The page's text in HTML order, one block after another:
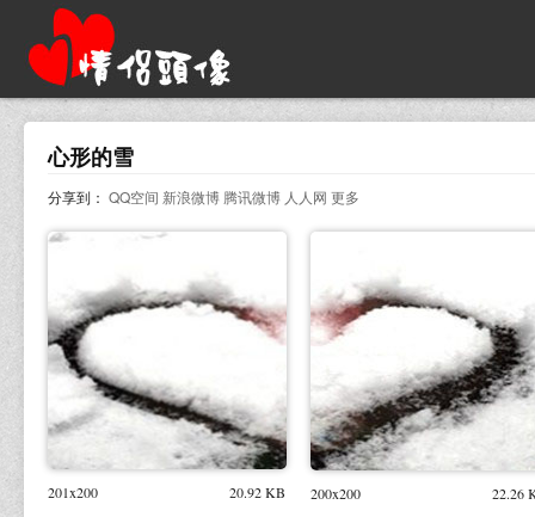
心形的雪
分享到： QQ空间 新浪微博 腾讯微博 人人网 更多
201x200 20.92 KB 200x200 22.26